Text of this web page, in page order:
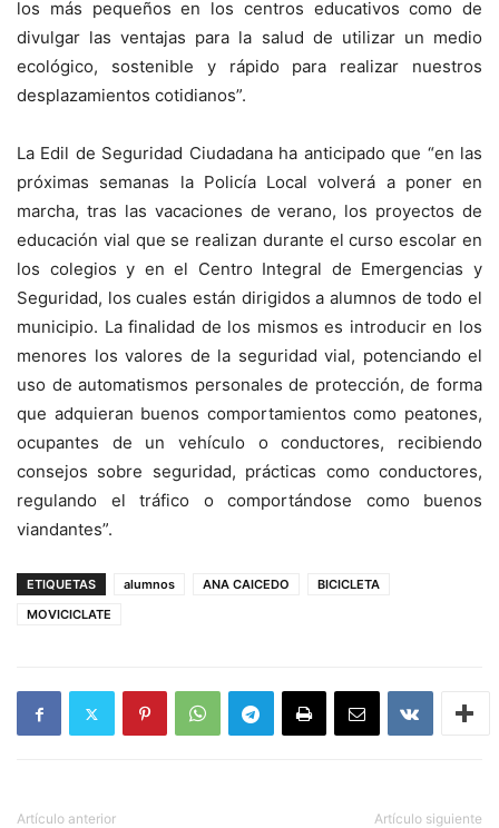
los más pequeños en los centros educativos como de
divulgar las ventajas para la salud de utilizar un medio
ecológico, sostenible y rápido para realizar nuestros
desplazamientos cotidianos”.
La Edil de Seguridad Ciudadana ha anticipado que “en las
próximas semanas la Policía Local volverá a poner en
marcha, tras las vacaciones de verano, los proyectos de
educación vial que se realizan durante el curso escolar en
los colegios y en el Centro Integral de Emergencias y
Seguridad, los cuales están dirigidos a alumnos de todo el
municipio. La finalidad de los mismos es introducir en los
menores los valores de la seguridad vial, potenciando el
uso de automatismos personales de protección, de forma
que adquieran buenos comportamientos como peatones,
ocupantes de un vehículo o conductores, recibiendo
consejos sobre seguridad, prácticas como conductores,
regulando el tráfico o comportándose como buenos
viandantes”.
ETIQUETAS alumnos ANA CAICEDO
BICICLETA
MOVICICLATE
Artículo anterior Artículo siguiente